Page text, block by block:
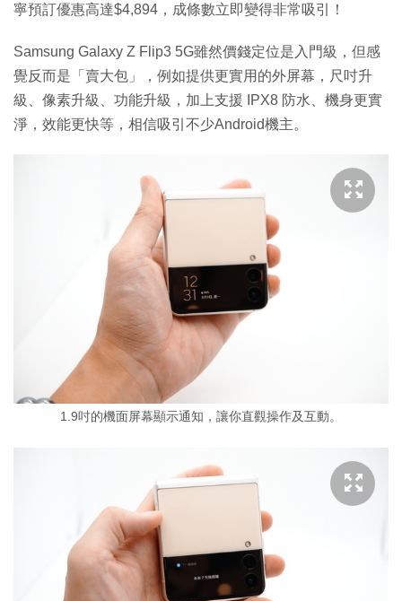
寧預訂優惠高達$4,894，成條數立即變得非常吸引！
Samsung Galaxy Z Flip3 5G雖然價錢定位是入門級，但感
覺反而是「賣大包」，例如提供更實用的外屏幕，尺吋升
級、像素升級、功能升級，加上支援 IPX8 防水、機身更實
淨，效能更快等，相信吸引不少Android機主。
1.9吋的機面屏幕顯示通知，讓你直觀操作及互動。